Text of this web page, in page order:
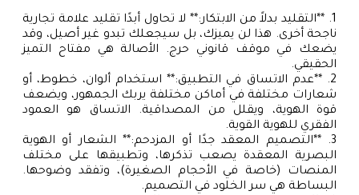
1. **التقليد بدلاً من الابتكار:** لا تحاول أبدًا تقليد علامة تجارية
ناجحة أخرى. هذا لن يميزك، بل سيجعلك تبدو غير أصيل، وقد
يضعك في موقف قانوني حرج. الأصالة هي مفتاح التميز
الحقيقي.
2. **عدم الاتساق في التطبيق:** استخدام ألوان، خطوط، أو
شعارات مختلفة في أماكن مختلفة يربك الجمهور، ويضعف
قوة الهوية، ويقلل من المصداقية. الاتساق هو العمود
الفقري للهوية القوية.
3. **التصميم المعقد جدًا أو المزدحم:** الشعار أو الهوية
البصرية المعقدة يصعب تذكرها، وتطبيقها على مختلف
المنصات (خاصة في الأحجام الصغيرة)، وتفقد وضوحها.
البساطة هي سر الخلود في التصميم.